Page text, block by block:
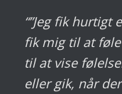
“”Jeg fik
fik mig til at
til at vise
eller gik, når